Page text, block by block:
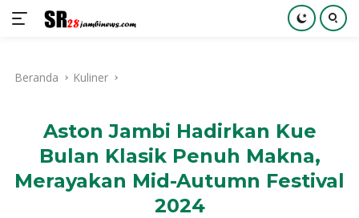
kontenBeranda Kuliner
Aston Jambi Hadirkan Kue
Bulan Klasik Penuh Makna,
Merayakan Mid-Autumn Festival
2024